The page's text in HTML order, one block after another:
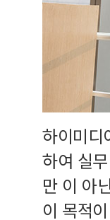
하이미디
하여 실
만 이 아
이 목적